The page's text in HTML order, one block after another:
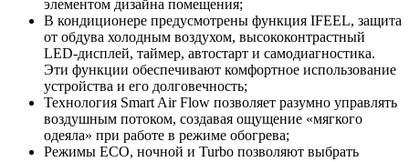
элементом дизайна помещения;
В кондиционере предусмотрены функция IFEEL, защита
от обдува холодным воздухом, высококонтрастный
LED-дисплей, таймер, автостарт и самодиагностика.
Эти функции обеспечивают комфортное использование
устройства и его долговечность;
Технология Smart Air Flow позволяет разумно управлять
воздушным потоком, создавая ощущение «мягкого
одеяла» при работе в режиме обогрева;
Режимы ECO, ночной и Turbo позволяют выбрать